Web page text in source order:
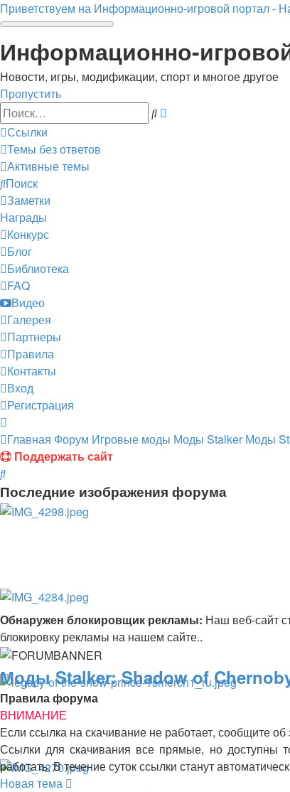
Приветствуем на Информационно-игровой портал -
Информационно-
Новости, игры, модификации, спорт и многое другое
Пропустить
Поиск
Ссылки
Темы без ответов
Активные темы
Поиск
Заметки
Награды
Конкурс
Блог
Библиотека
FAQ
Видео
Галерея
Партнеры
Правила
Контакты
Вход
Регистрация
Главная Форум Игровые моды Моды Stalker Моды
Поддержать сайт
Поиск
Последние изображения форума
Обнаружен блокировщик рекламы: Наш веб-сайт
блокировку рекламы на нашем сайте..
Моды Stalker: Shadow of
Правила форума
ВНИМАНИЕ
Если ссылка на скачивание не работает, сообщите
Ссылки для скачивания все прямые, но доступны
работать. В течение суток ссылки станут
Новая тема